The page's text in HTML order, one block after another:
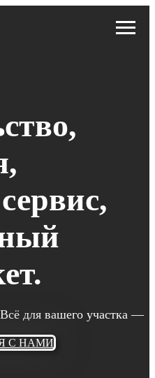
для вашего участка —
С НАМИ